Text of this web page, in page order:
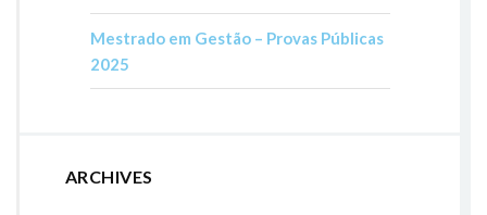
Mestrado em Gestão – Provas Públicas
2025
ARCHIVES